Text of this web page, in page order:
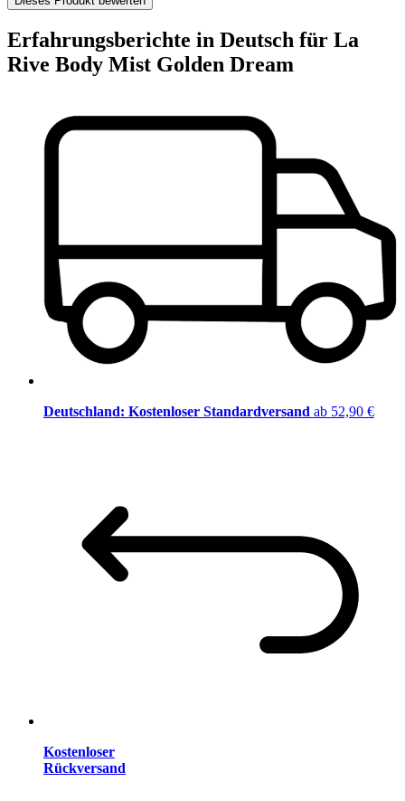
Erfahrungsberichte in Deutsch für La
Rive Body Mist Golden Dream
Deutschland: Kostenloser Standardversand ab 52,90 €
Kostenloser
Rückversand